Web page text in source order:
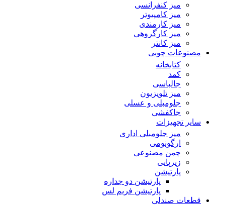
میز کنفرانسی
میز کامپیوتر
میز کارمندی
میز کارگروهی
میز کانتر
مصنوعات چوبی
کتابخانه
کمد
جالباسی
میز تلویزیون
جلومبلی و عسلی
جاکفشی
سایر تجهیزات
میز جلومبلی اداری
ارگونومی
چمن مصنوعی
زیرپایی
پارتیشن
پارتیشن دو جداره
پارتیشن فریم لس
قطعات صندلی